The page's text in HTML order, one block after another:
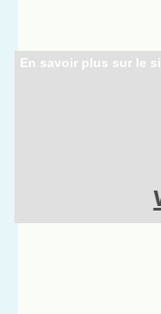
En savoir plus sur le